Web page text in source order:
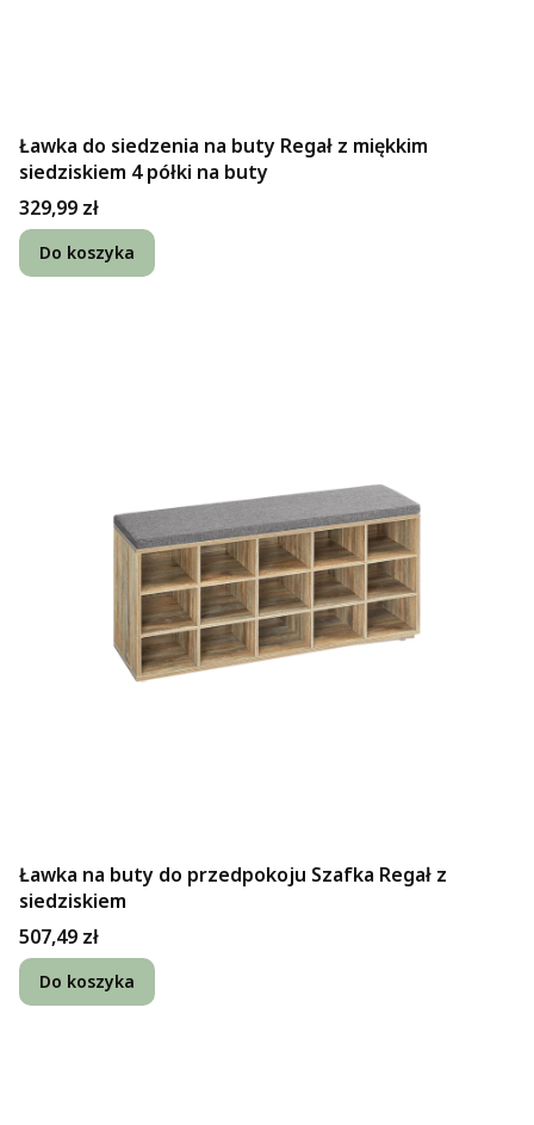
Ławka do siedzenia na buty Regał z miękkim
siedziskiem 4 półki na buty
Cena
329,99 zł
Do koszyka
Ławka na buty do przedpokoju Szafka Regał z
siedziskiem
Cena
507,49 zł
Do koszyka